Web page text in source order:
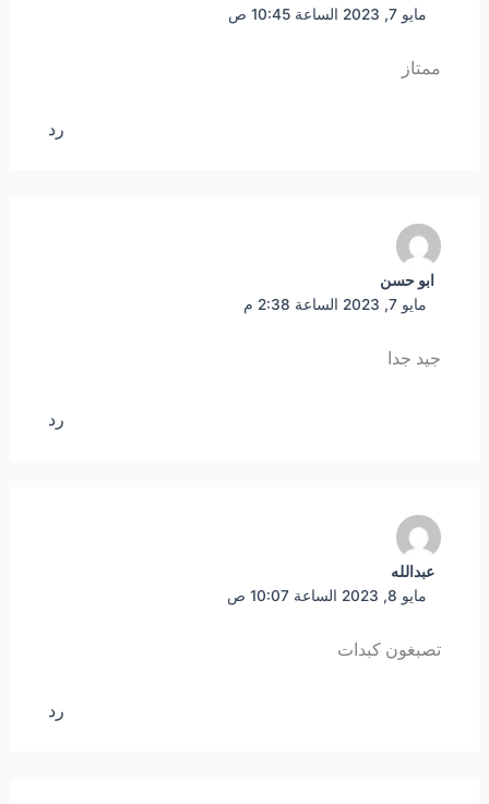
مايو 7, 2023 الساعة 10:45 ص
ممتاز
رد
ابو حسن
مايو 7, 2023 الساعة 2:38 م
جيد جدا
رد
عبدالله
مايو 8, 2023 الساعة 10:07 ص
تصبغون كبدات
رد